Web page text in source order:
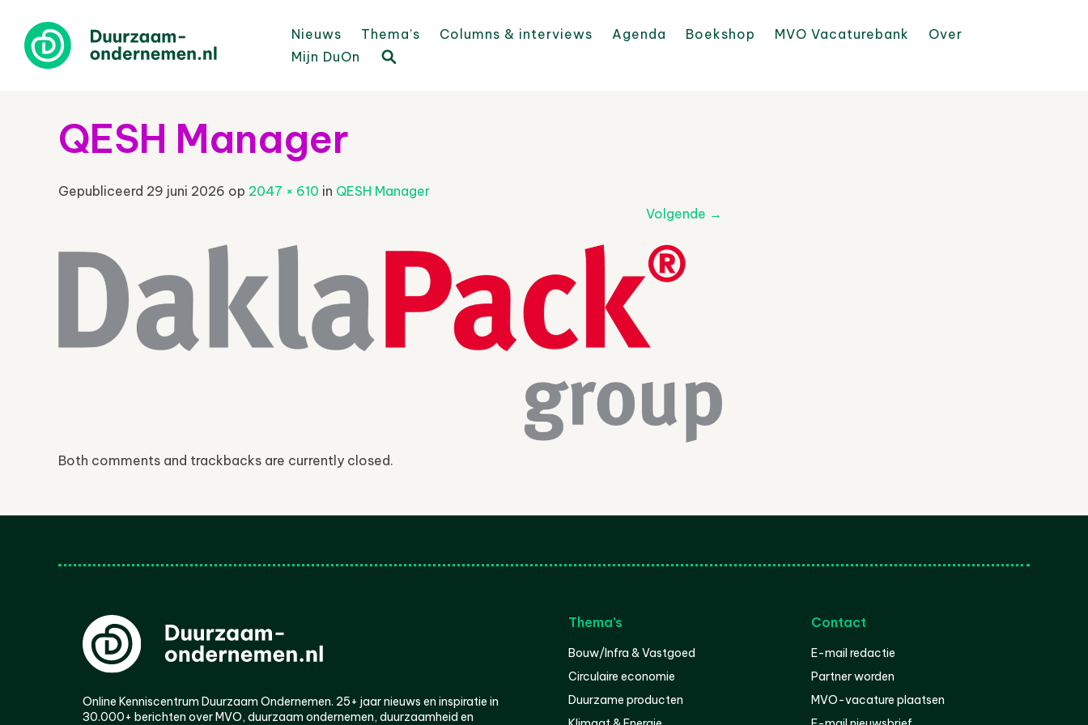
Nieuws Thema’s Columns & interviews Agenda Boekshop MVO Vacaturebank
Over
Mijn DuOn
QESH Manager
Gepubliceerd 29 juni 2026 op 2047 × 610 in QESH Manager
Volgende →
Both comments and trackbacks are currently closed.
Online Kenniscentrum Duurzaam Ondernemen. 25+ jaar nieuws en inspiratie in
30.000+ berichten over MVO, duurzaam ondernemen, duurzaamheid en
Thema’s
Bouw/Infra & Vastgoed
Circulaire economie
Duurzame producten
Contact
E-mail redactie
Partner worden
MVO-vacature plaatsen